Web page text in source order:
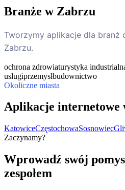
Branże w Zabrzu
Tworzymy aplikacje dla branż
Zabrzu.
ochrona zdrowiaturystyka
usługiprzemysłbudownictwo
Okoliczne miasta
Aplikacje internetowe
KatowiceCzęstochowaSosnowiec
Zaczynamy?
Wprowadź swój
zespołem